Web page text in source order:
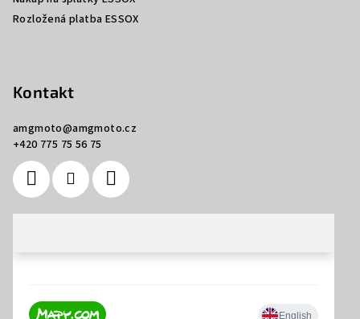
Rozložená platba ESSOX
Kontakt
amgmoto@amgmoto.cz
+420 775 75 56 75